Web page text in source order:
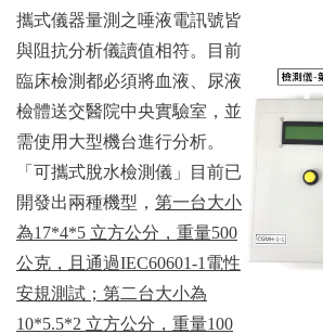
攜式儀器量測之唾液電訊號皆
與阻抗分析儀讀值相符。目前
臨床檢測都必須將血液、尿液
檢體送交醫院中央實驗室，並
需使用大型機台進行分析。
「可攜式脫水檢測儀」目前已
開發出兩種機型， 第一台大小
為17*4*5 立方公分，重量500
公克，且通過IEC60601-1電性
安規測試；第二台大小為
10*5.5*2 立方公分，重量100